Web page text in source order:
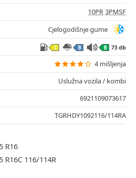
10PR 3PMSF
Cjelogodišnje gume
C B B 73 db
4 mišljenja
Uslužna vozila / kombi
6921109073617
TGRHDY1092116/114RA
R16
R16C 116/114R